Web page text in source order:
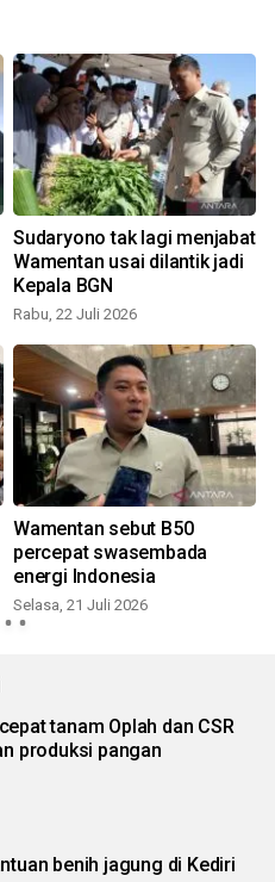
Sudaryono tak lagi menjabat
Wamentan usai dilantik jadi
Kepala BGN
Rabu, 22 Juli 2026
Wamentan sebut B50
percepat swasembada
energi Indonesia
Selasa, 21 Juli 2026
tanam Oplah dan CSR
produksi pangan
benih jagung di Kediri